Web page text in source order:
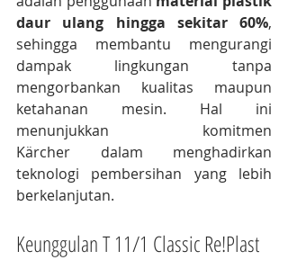
daur ulang hingga sekitar 60%,
sehingga membantu mengurangi
dampak lingkungan tanpa
mengorbankan kualitas maupun
ketahanan mesin. Hal ini
menunjukkan komitmen
Kärcher dalam menghadirkan
teknologi pembersihan yang lebih
berkelanjutan.
Keunggulan T 11/1 Classic Re!Plast